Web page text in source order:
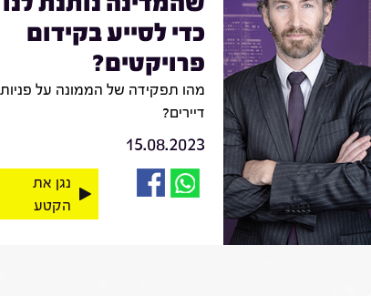
כדי לסייע בקידום
פרויקטים?
מהו תפקידה של הממונה על פניות
דיירים?
15.08.2023
נגן את
הקטע